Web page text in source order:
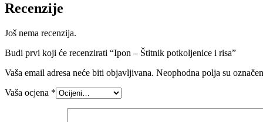
Recenzije
Još nema recenzija.
Budi prvi koji će recenzirati “Ipon – Štitnik potkoljenice i risa”
Vaša email adresa neće biti objavljivana. Neophodna polja su
Vaša ocjena *